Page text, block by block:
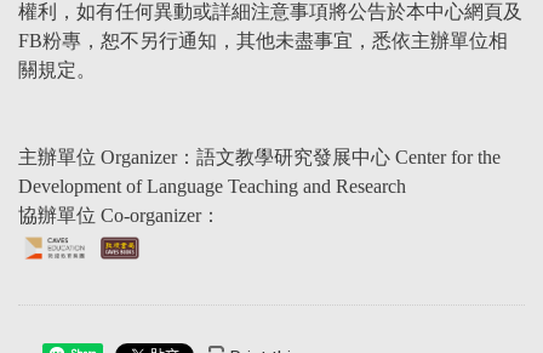
權利，如有任何異動或詳細注意事項將公告於本中心網頁及
FB粉專，恕不另行通知，其他未盡事宜，悉依主辦單位相
關規定。
主辦單位 Organizer：語文教學研究發展中心 Center for the
Development of Language Teaching and Research
協辦單位 Co-organizer：